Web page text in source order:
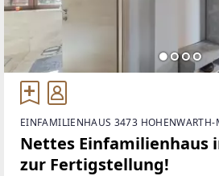
EINFAMILIENHAUS 3473
Nettes Einfamilienhaus
zur Fertigstellung!